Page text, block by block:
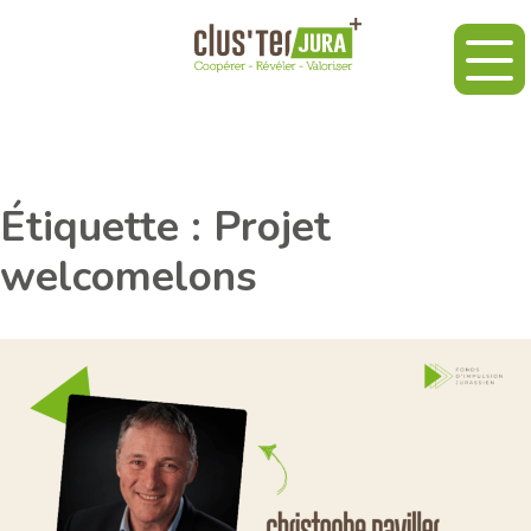
Étiquette : Projet
welcomelons